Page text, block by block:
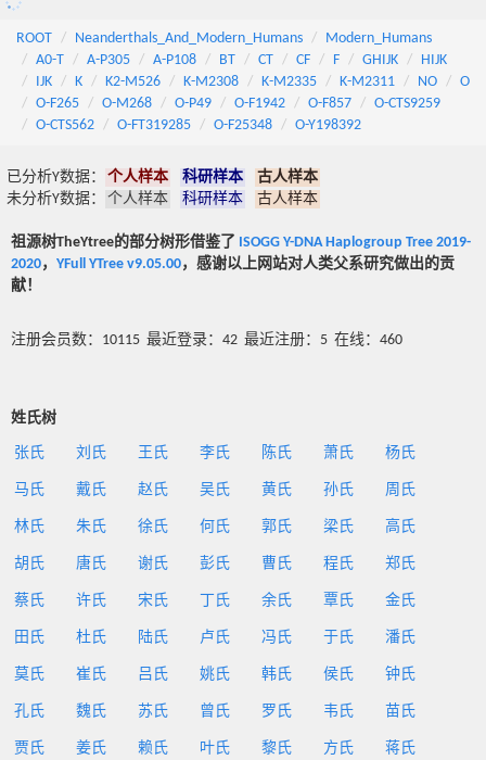
ROOT Neanderthals_And_Modern_Humans
Modern_Humans
A0-T
A-P305 A-P108 BT CT CF F GHIJK
HIJK
IJK
K K2-M526 K-M2308 K-M2335 K-M2311 NO
O
O-F265
O-M268 O-P49 O-F1942 O-F857
O-CTS9259
O-CTS562
O-FT319285 O-F25348 O-Y198392
已分析Y数据： 个人样本 科研样本
古人样本
未分析Y数据：
个人样本 科研样本 古人样本
祖源树TheYtree的部分树形借鉴了 ISOGG Y-DNA Haplogroup Tree 2019-
2020， YFull YTree v9.05.00，感谢以上网站对人类父系研究做出的贡
献！
注册会员数：10115 最近登录：42 最近注册：5 在线：460
姓氏树
张氏 刘氏 王氏 李氏 陈氏 萧氏 杨氏
马氏 戴氏 赵氏 吴氏 黄氏 孙氏 周氏
林氏 朱氏 徐氏 何氏 郭氏 梁氏 高氏
胡氏 唐氏 谢氏 彭氏 曹氏 程氏 郑氏
蔡氏 许氏 宋氏 丁氏 余氏 覃氏 金氏
田氏 杜氏 陆氏 卢氏 冯氏 于氏 潘氏
莫氏 崔氏 吕氏 姚氏 韩氏 侯氏 钟氏
孔氏 魏氏 苏氏 曾氏 罗氏 韦氏 苗氏
贾氏 姜氏 赖氏 叶氏 黎氏 方氏 蒋氏